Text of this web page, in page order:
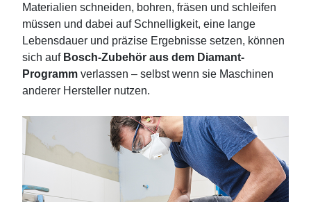
Materialien schneiden, bohren, fräsen und schleifen
müssen und dabei auf Schnelligkeit, eine lange
Lebensdauer und präzise Ergebnisse setzen, können
sich auf Bosch-Zubehör aus dem Diamant-
Programm verlassen – selbst wenn sie Maschinen
anderer Hersteller nutzen.